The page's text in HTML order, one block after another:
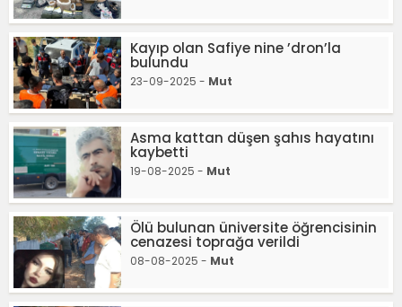
Kayıp olan Safiye nine ’dron’la
bulundu
23-09-2025 - Mut
Asma kattan düşen şahıs hayatını
kaybetti
19-08-2025 - Mut
Ölü bulunan üniversite öğrencisinin
cenazesi toprağa verildi
08-08-2025 - Mut